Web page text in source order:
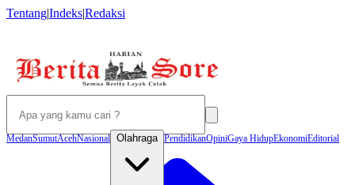
Tentang|Indeks|Redaksi
MedanSumutAcehNasional Olahraga PendidikanOpiniGaya HidupEkonomiEditorial